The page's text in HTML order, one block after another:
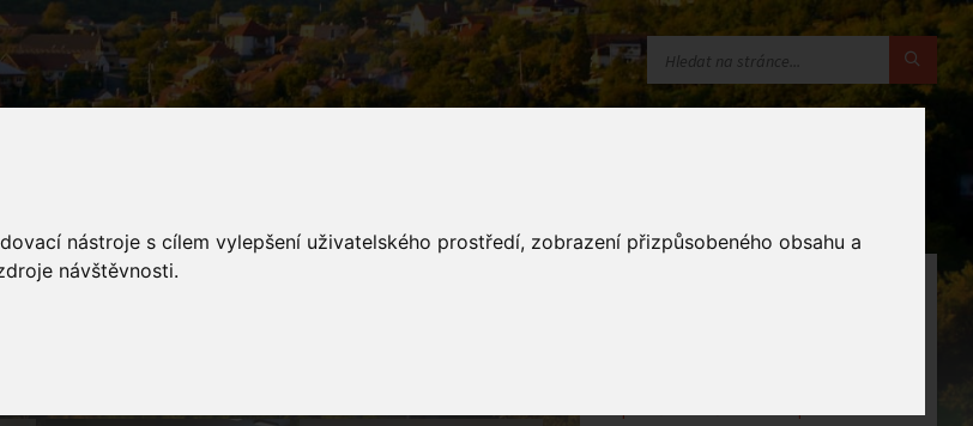
nástroje s cílem vylepšení uživatelského prostředí, zobrazení přizpůsobeného obsahu a
návštěvnosti.